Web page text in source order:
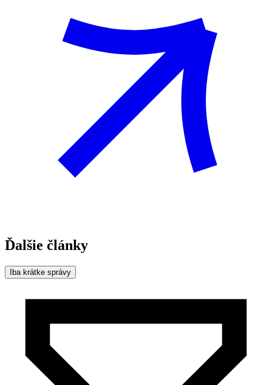
Ďalšie články
Iba krátke správy